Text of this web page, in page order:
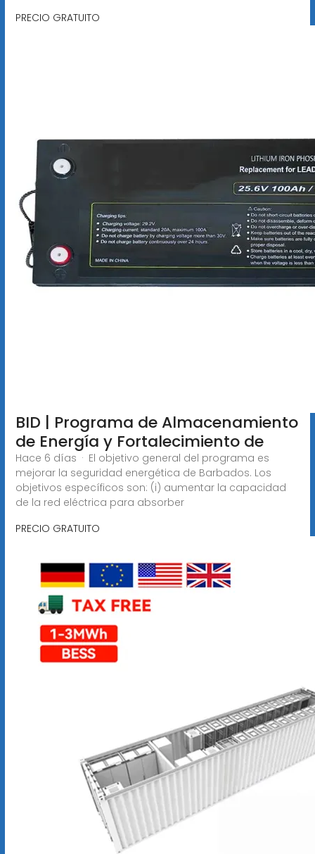
PRECIO GRATUITO
BID | Programa de Almacenamiento
de Energía y Fortalecimiento de
Hace 6 días · El objetivo general del programa es
mejorar la seguridad energética de Barbados. Los
objetivos específicos son: (i) aumentar la capacidad
de la red eléctrica para absorber
PRECIO GRATUITO